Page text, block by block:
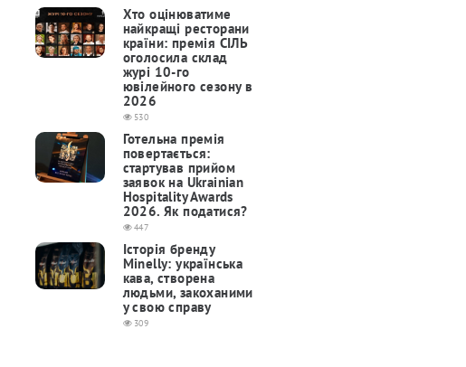
Хто оцінюватиме
найкращі ресторани
країни: премія СІЛЬ
оголосила склад
журі 10-го
ювілейного сезону в
2026
530
Готельна премія
повертається:
cтартував прийом
заявок на Ukrainian
Hospitality Awards
2026. Як податися?
447
Історія бренду
Minelly: українська
кава, створена
людьми, закоханими
у свою справу
309